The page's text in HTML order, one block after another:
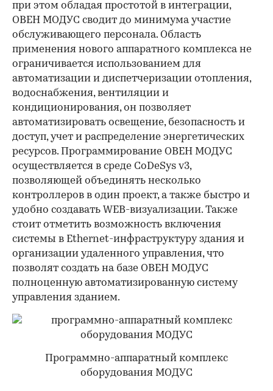
при этом обладая простотой в интеграции,
ОВЕН МОДУС сводит до минимума участие
обслуживающего персонала. Область
применения нового аппаратного комплекса не
ограничивается использованием для
автоматизации и диспетчеризации отопления,
водоснабжения, вентиляции и
кондиционирования, он позволяет
автоматизировать освещение, безопасность и
доступ, учет и распределение энергетических
ресурсов. Программирование ОВЕН МОДУС
осуществляется в среде CoDeSys v3,
позволяющей объединять несколько
контроллеров в один проект, а также быстро и
удобно создавать WEB-визуализации. Также
стоит отметить возможность включения
системы в Ethernet-инфраструктуру здания и
организации удаленного управления, что
позволят создать на базе ОВЕН МОДУС
полноценную автоматизированную систему
управления зданием.
Программно-аппаратный комплекс
оборудования МОДУС